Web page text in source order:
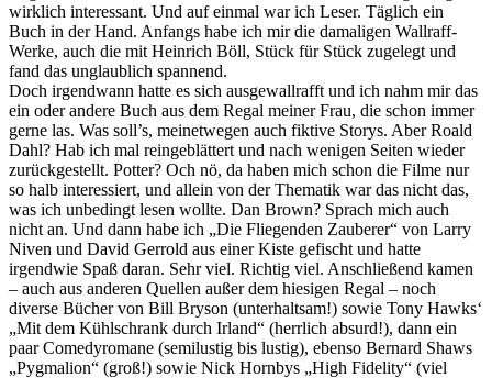
wirklich interessant. Und auf einmal war ich Leser. Täglich ein
Buch in der Hand. Anfangs habe ich mir die damaligen Wallraff-
Werke, auch die mit Heinrich Böll, Stück für Stück zugelegt und
fand das unglaublich spannend.
Doch irgendwann hatte es sich ausgewallrafft und ich nahm mir das
ein oder andere Buch aus dem Regal meiner Frau, die schon immer
gerne las. Was soll’s, meinetwegen auch fiktive Storys. Aber Roald
Dahl? Hab ich mal reingeblättert und nach wenigen Seiten wieder
zurückgestellt. Potter? Och nö, da haben mich schon die Filme nur
so halb interessiert, und allein von der Thematik war das nicht das,
was ich unbedingt lesen wollte. Dan Brown? Sprach mich auch
nicht an. Und dann habe ich „Die Fliegenden Zauberer“ von Larry
Niven und David Gerrold aus einer Kiste gefischt und hatte
irgendwie Spaß daran. Sehr viel. Richtig viel. Anschließend kamen
– auch aus anderen Quellen außer dem hiesigen Regal – noch
diverse Bücher von Bill Bryson (unterhaltsam!) sowie Tony Hawks‘
„Mit dem Kühlschrank durch Irland“ (herrlich absurd!), dann ein
paar Comedyromane (semilustig bis lustig), ebenso Bernard Shaws
„Pygmalion“ (groß!) sowie Nick Hornbys „High Fidelity“ (viel